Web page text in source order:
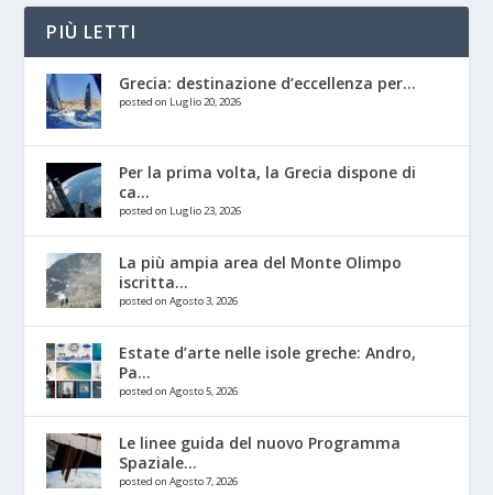
PIÙ LETTI
Grecia: destinazione d’eccellenza per...
posted on Luglio 20, 2026
Per la prima volta, la Grecia dispone di
ca...
posted on Luglio 23, 2026
La più ampia area del Monte Olimpo
iscritta...
posted on Agosto 3, 2026
Estate d’arte nelle isole greche: Andro,
Pa...
posted on Agosto 5, 2026
Le linee guida del nuovo Programma
Spaziale...
posted on Agosto 7, 2026